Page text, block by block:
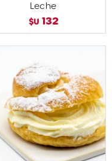
Leche
$U 132